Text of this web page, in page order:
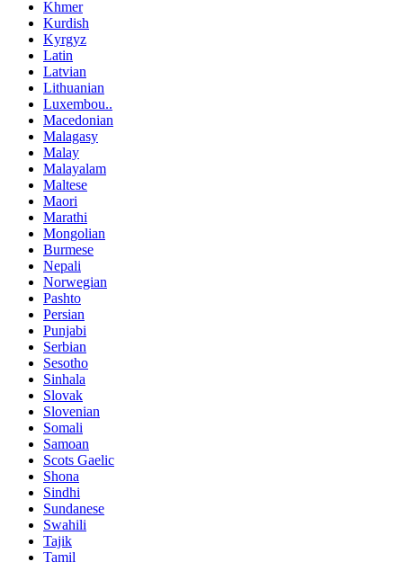
Khmer
Kurdish
Kyrgyz
Latin
Latvian
Lithuanian
Luxembou..
Macedonian
Malagasy
Malay
Malayalam
Maltese
Maori
Marathi
Mongolian
Burmese
Nepali
Norwegian
Pashto
Persian
Punjabi
Serbian
Sesotho
Sinhala
Slovak
Slovenian
Somali
Samoan
Scots Gaelic
Shona
Sindhi
Sundanese
Swahili
Tajik
Tamil